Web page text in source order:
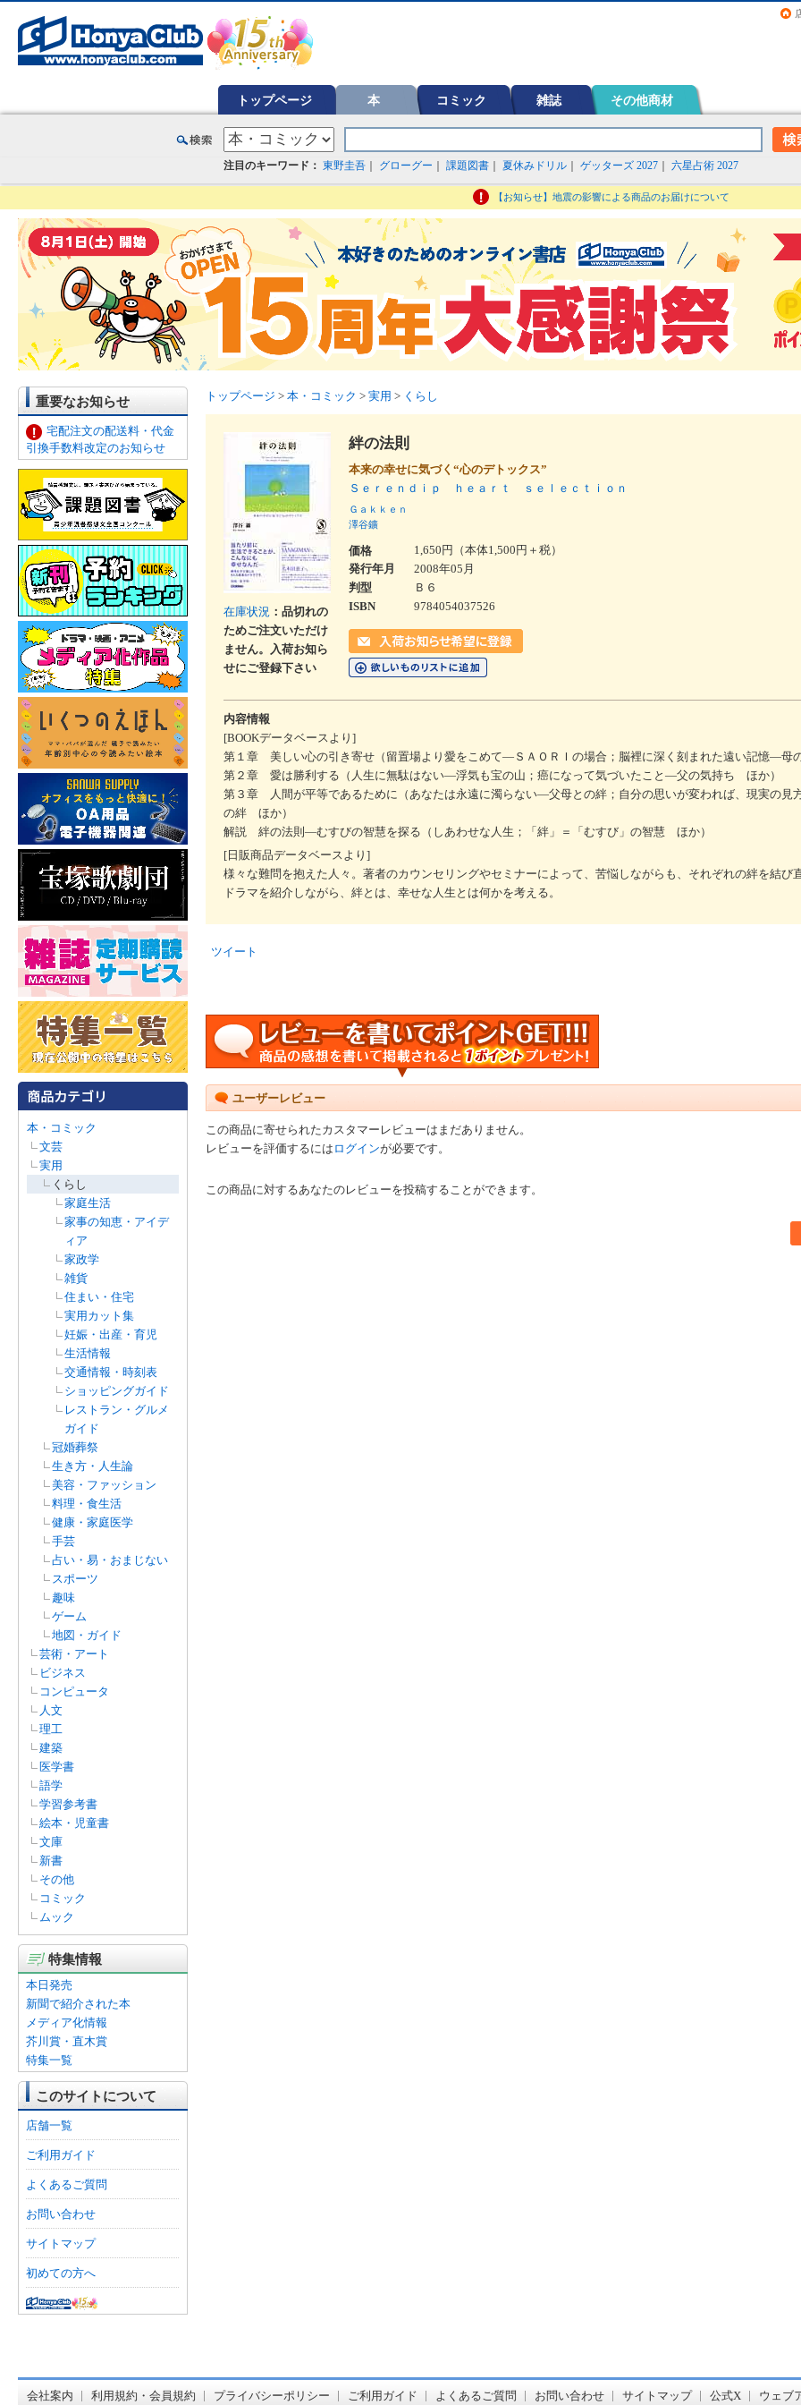
トップページ 本 コミック 雑誌 その他商材
注目のキーワード： 東野圭吾 グローグー 課題図書 夏休みドリル ゲッターズ 2027 六星占術 2027
【お知らせ】地震の影響による商品のお届けについて
重要なお知らせ
宅配注文の配送料・代金
引換手数料改定のお知らせ
本・コミック
文芸
実用
くらし
家庭生活
家事の知恵・アイデ
ィア
家政学
雑貨
住まい・住宅
実用カット集
妊娠・出産・育児
生活情報
交通情報・時刻表
ショッピングガイド
レストラン・グルメ
ガイド
冠婚葬祭
生き方・人生論
美容・ファッション
料理・食生活
健康・家庭医学
手芸
占い・易・おまじない
スポーツ
趣味
ゲーム
地図・ガイド
芸術・アート
ビジネス
コンピュータ
人文
理工
建築
医学書
語学
学習参考書
絵本・児童書
文庫
新書
その他
コミック
ムック
特集情報
本日発売
新聞で紹介された本
メディア化情報
芥川賞・直木賞
特集一覧
このサイトについて
店舗一覧
ご利用ガイド
よくあるご質問
お問い合わせ
サイトマップ
初めての方へ
トップページ > 本・コミック > 実用 > くらし
在庫状況 ：品切れの
ためご注文いただけ
ません。入荷お知ら
せにご登録下さい
絆の法則
本来の幸せに気づく“心のデトックス”
Ｓｅｒｅｎｄｉｐ ｈｅａｒｔ ｓｅｌｅｃｔｉｏｎ
Ｇａｋｋｅｎ
澤谷鑛
価格
1,650円（本体1,500円＋税）
発行年月
2008年05月
判型
Ｂ６
ISBN
9784054037526
内容情報
[BOOKデータベースより]
第１章 美しい心の引き寄せ（留置場より愛をこめて―ＳＡＯＲＩの場合；脳裡に深く刻まれた遠い記憶―母
第２章 愛は勝利する（人生に無駄はない―浮気も宝の山；癌になって気づいたこと―父の気持ち ほか）
第３章 人間が平等であるために（あなたは永遠に濁らない―父母との絆；自分の思いが変われば、現実の見
の絆 ほか）
解説 絆の法則―むすびの智慧を探る（しあわせな人生；「絆」＝「むすび」の智慧 ほか）
[日販商品データベースより]
様々な難問を抱えた人々。著者のカウンセリングやセミナーによって、苦悩しながらも、それぞれの絆を結び
ドラマを紹介しながら、絆とは、幸せな人生とは何かを考える。
ツイート
ユーザーレビュー
この商品に寄せられたカスタマーレビューはまだありません。
レビューを評価するには ログインが必要です。
この商品に対するあなたのレビューを投稿することができます。
会社案内 利用規約・会員規約 プライバシーポリシー ご利用ガイド よくあるご質問 お問い合わせ サイトマップ 公式X ウェブ